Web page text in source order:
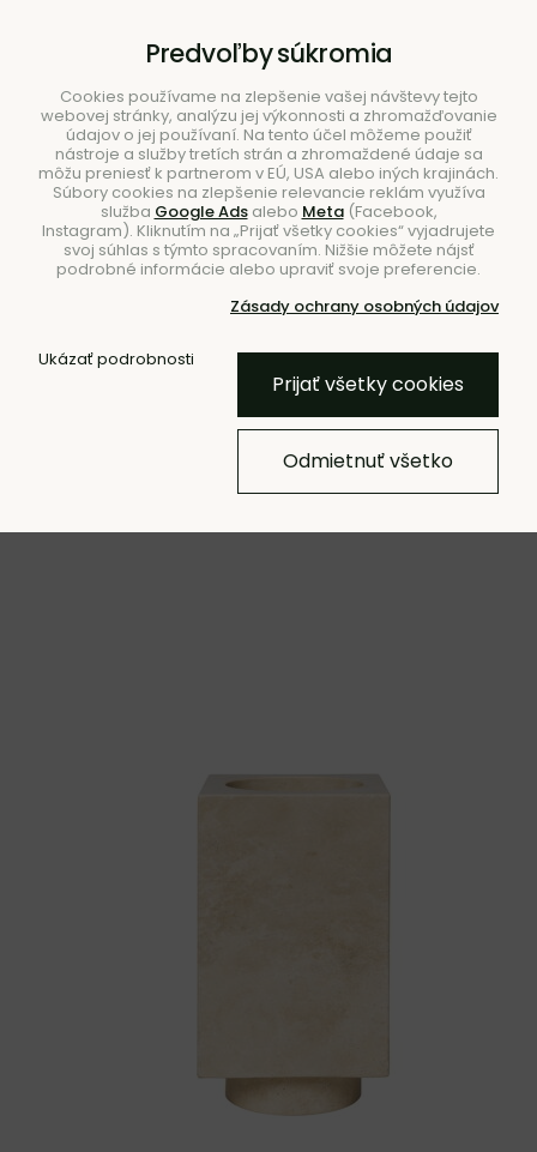
Hľadať
Úvod Doplnky
Váza Hew – travertín
Predvoľby súkromia
Cookies používame na zlepšenie vašej návštevy tejto
webovej stránky, analýzu jej výkonnosti a zhromažďovanie
údajov o jej používaní. Na tento účel môžeme použiť
nástroje a služby tretích strán a zhromaždené údaje sa
môžu preniesť k partnerom v EÚ, USA alebo iných krajinách.
Súbory cookies na zlepšenie relevancie reklám využíva
služba Google Adsalebo Meta(Facebook,
Instagram). Kliknutím na „Prijať všetky cookies“ vyjadrujete
svoj súhlas s týmto spracovaním. Nižšie môžete nájsť
podrobné informácie alebo upraviť svoje preferencie.
Zásady ochrany osobných údajov
Ukázať podrobnosti
Prijať všetky cookies
Odmietnuť všetko